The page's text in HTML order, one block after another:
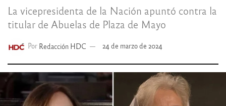
La vicepresidenta de la Nación apuntó contra la
titular de Abuelas de Plaza de Mayo
Por Redacción HDC 24 de marzo de 2024